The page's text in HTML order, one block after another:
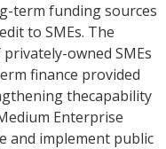
term funding sources
to SMEs. The
owned SMEs
finance provided
thecapability
Enterprise
and implement public